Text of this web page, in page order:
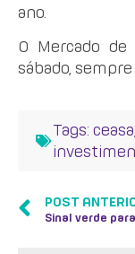
ano.
O Mercado
sábado, sempre
Tags: ceasa
POST